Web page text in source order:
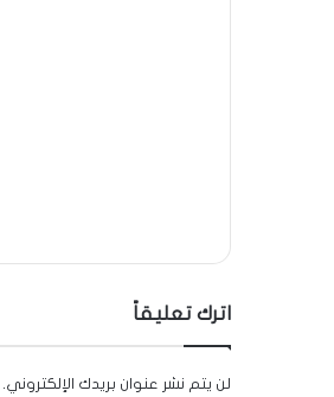
اترك تعليقاً
لن يتم نشر عنوان بريدك الإلكتروني.